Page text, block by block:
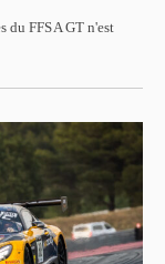
du FFSA GT n'est